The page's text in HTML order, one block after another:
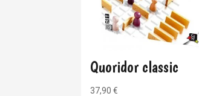
Quoridor classic
37,90€